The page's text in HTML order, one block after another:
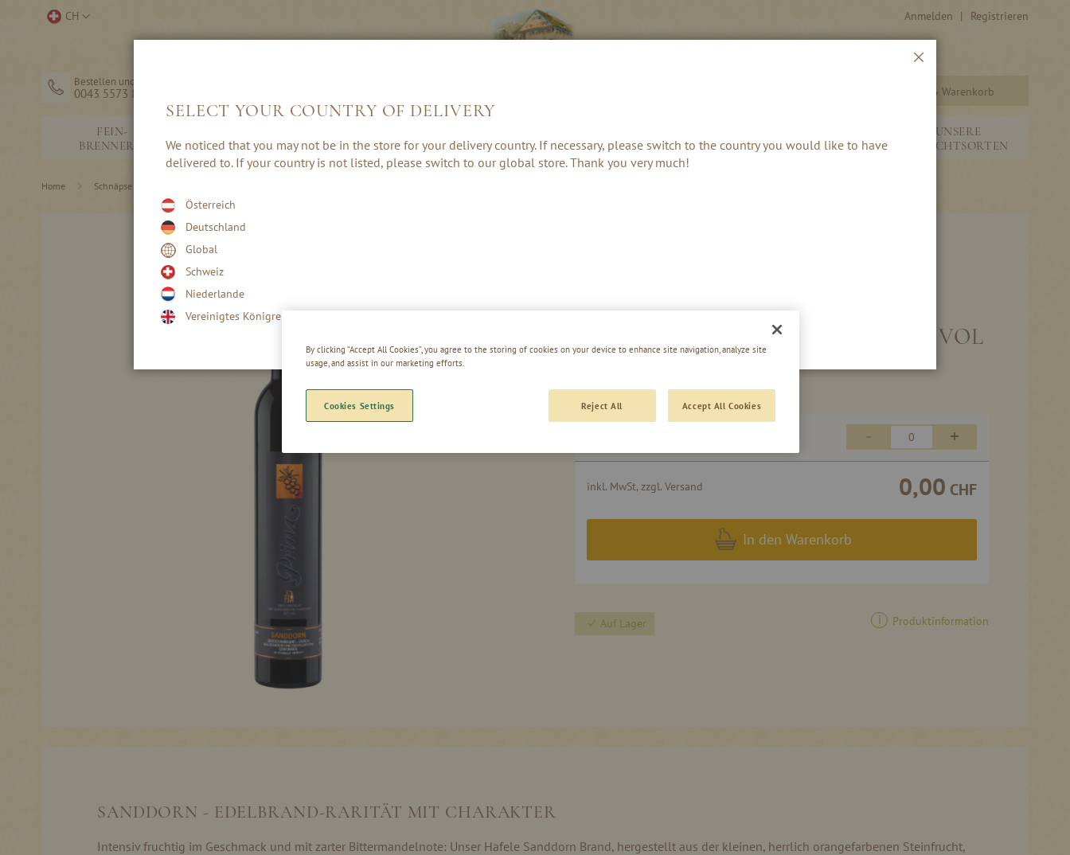
Direkt
Anmelden Registrieren
Store CH
Bestellen und Hilfe
0043 5573 82203 Warenkorb
FEIN-
BRENNEREI
EDELBRÄNDE
CREAMS
& PUNSCH
ZUBEHÖR
SAISONALES
UNSERE
FRUCHTSORTEN
Home Schnäpse & Edelbrände
HAFELE SANDDORN BRAND 43 % VOL
Gruppiert
-
- +
inkl. MwSt, zzgl. Versand 0,00 CHF
In den Warenkorb
Auf Lager Produktinformation
SANDDORN - EDELBRAND-RARITÄT MIT CHARAKTER
Intensiv fruchtig im Geschmack und mit zarter Bittermandelnote: Unser Hafele Sanddorn Brand, hergestellt aus der kleinen, herrlich orangefarbenen Steinfrucht,
By clicking “Accept All Cookies”, you agree to the storing of cookies on your device to enhance site navigation, analyze site
usage, and assist in our marketing efforts.
Cookies Settings Reject All Accept All Cookies
SELECT YOUR COUNTRY OF DELIVERY
We noticed that you may not be in the store for your delivery country. If necessary, please switch to the country you would like to have
delivered to. If your country is not listed, please switch to our global store. Thank you very much!
Österreich
Deutschland
Global
Schweiz
Niederlande
Vereinigtes Königreich